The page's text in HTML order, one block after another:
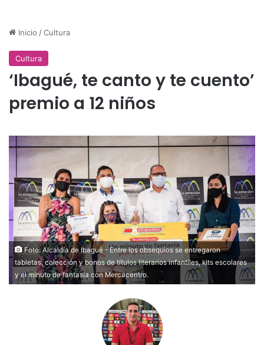
Inicio /Cultura
Cultura
‘Ibagué, te canto y te cuento’
premio a 12 niños
Foto: Alcaldía de Ibagué - Entre los obsequios se entregaron
tabletas, colección y bonos de títulos literarios infantiles, kits escolares
y el minuto de fantasía con Mercacentro.